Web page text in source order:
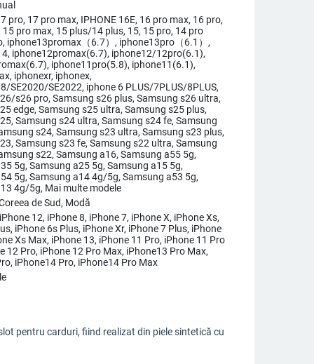
pro, 17 pro max, IPHONE 16E, 16 pro max, 16 pro,
15 pro max, 15 plus/14 plus, 15, 15 pro, 14 pro
iphone13promax（6.7）, iphone13pro（6.1）,
iphone12promax(6.7), iphone12/12pro(6.1),
iphone11pro(5.8), iphone11(6.1),
iphonexr, iphonex,
SE2020/SE2022, iphone 6 PLUS/7PLUS/8PLUS,
s26 pro, Samsung s26 plus, Samsung s26 ultra,
edge, Samsung s25 ultra, Samsung s25 plus,
Samsung s24 ultra, Samsung s24 fe, Samsung
s24, Samsung s23 ultra, Samsung s23 plus,
Samsung s23 fe, Samsung s22 ultra, Samsung
s22, Samsung a16, Samsung a55 5g,
5g, Samsung a25 5g, Samsung a15 5g,
5g, Samsung a14 4g/5g, Samsung a53 5g,
4g/5g, Mai multe modele
de Sud, Modă
12, iPhone 8, iPhone 7, iPhone X, iPhone Xs,
iPhone 6s Plus, iPhone Xr, iPhone 7 Plus, iPhone
Xs Max, iPhone 13, iPhone 11 Pro, iPhone 11 Pro
12 Pro, iPhone 12 Pro Max, iPhone13 Pro Max,
iPhone14 Pro, iPhone14 Pro Max
pentru carduri, fiind realizat din piele sintetică cu